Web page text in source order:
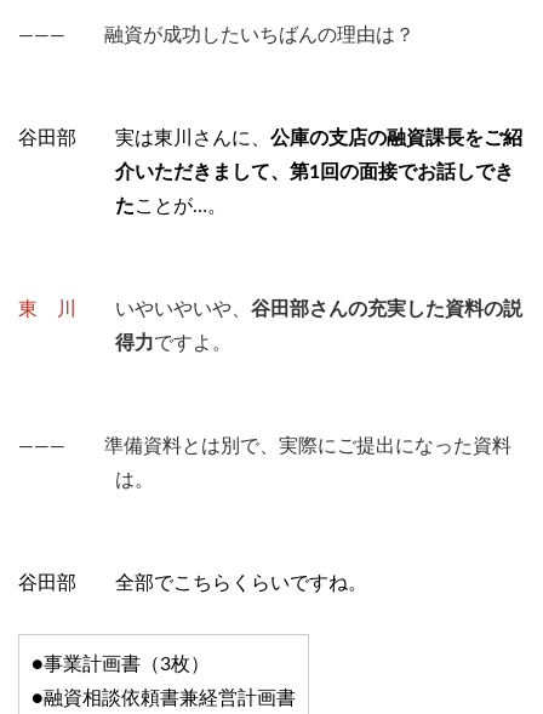
――― 融資が成功したいちばんの理由は？
谷田部 実は東川さんに、 公庫の支店の融資課長をご紹
介いただきまして、第1回の面接でお話しでき
たことが…。
東 川 いやいやいや、 谷田部さんの充実した資料の説
得力ですよ。
――― 準備資料とは別で、実際にご提出になった資料
は。
谷田部 全部でこちらくらいですね。
●事業計画書（3枚）
●融資相談依頼書兼経営計画書